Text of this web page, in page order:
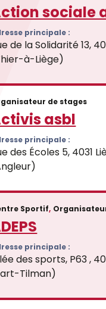
sociale
principale :
de la Solidarité 13,
à-Liège)
de stages
asbl
principale :
des Écoles 5, 4031
Sportif,
principale :
des sports, P63 ,
Tilman)